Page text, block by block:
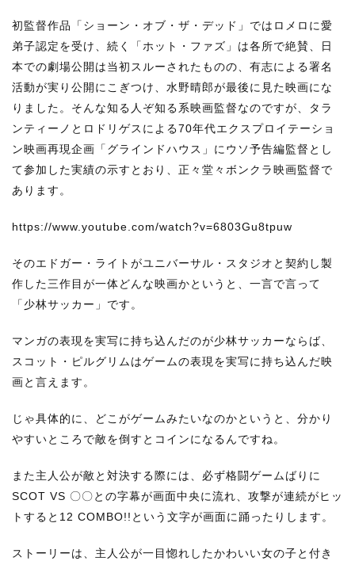
情報セキュリティ
プライバシーポリシー
初監督作品「ショーン・オブ・ザ・デッド」ではロメロに愛
弟子認定を受け、続く「ホット・ファズ」は各所で絶賛、日
本での劇場公開は当初スルーされたものの、有志による署名
活動が実り公開にこぎつけ、水野晴郎が最後に見た映画にな
りました。そんな知る人ぞ知る系映画監督なのですが、タラ
ンティーノとロドリゲスによる70年代エクスプロイテーショ
ン映画再現企画「グラインドハウス」にウソ予告編監督とし
て参加した実績の示すとおり、正々堂々ボンクラ映画監督で
あります。
https://www.youtube.com/watch?v=6803Gu8tpuw
そのエドガー・ライトがユニバーサル・スタジオと契約し製
作した三作目が一体どんな映画かというと、一言で言って
「少林サッカー」です。
マンガの表現を実写に持ち込んだのが少林サッカーならば、
スコット・ピルグリムはゲームの表現を実写に持ち込んだ映
画と言えます。
じゃ具体的に、どこがゲームみたいなのかというと、分かり
やすいところで敵を倒すとコインになるんですね。
また主人公が敵と対決する際には、必ず格闘ゲームばりに
SCOT VS 〇〇との字幕が画面中央に流れ、攻撃が連続がヒッ
トすると12 COMBO!!という文字が画面に踊ったりします。
ストーリーは、主人公が一目惚れしたかわいい女の子と付き